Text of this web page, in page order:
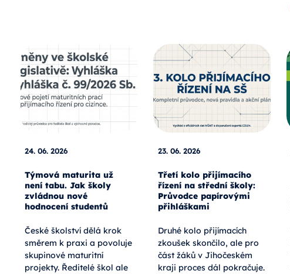
24. 06. 2026
Týmová maturita už
není tabu. Jak školy
zvládnou nové
hodnocení studentů
České školství dělá krok
směrem k praxi a povoluje
skupinové maturitní
projekty. Ředitelé škol ale
23. 06. 2026
Třetí kolo přijímacího
řízení na střední školy:
Průvodce papírovými
přihláškami
Druhé kolo přijímacích
zkoušek skončilo, ale pro
část žáků v Jihočeském
kraji proces dál pokračuje.